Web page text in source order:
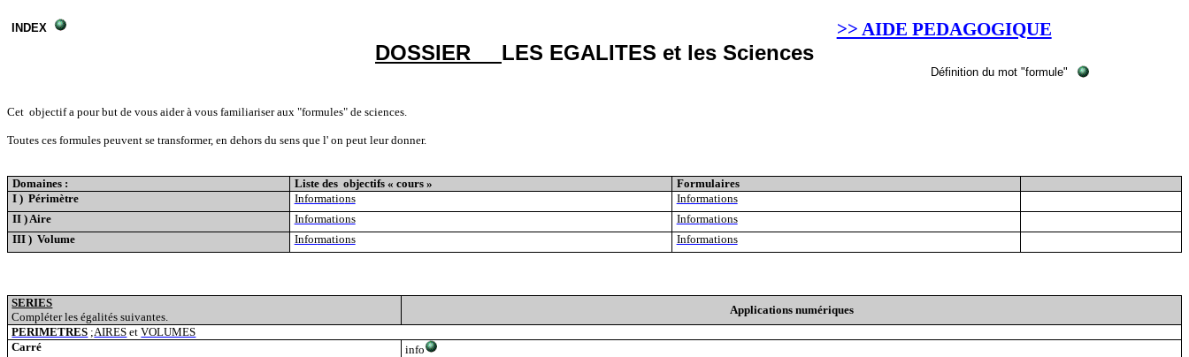
INDEX >> AIDE PEDAGOGIQUE
DOSSIER LES EGALITES et les Sciences
Définition du mot "formule"
Cet objectif a pour but de vous aider à vous familiariser aux "formules" de sciences.
Toutes ces formules peuvent se transformer, en dehors du sens que l' on peut leur donner.
Domaines : Liste des objectifs « cours »
Formulaires
I ) Périmètre Informations
Informations
II ) Aire
Informations Informations
III ) Volume Informations Informations
SERIES
Compléter les égalités suivantes.
Applications numériques
PERIMETRES ;AIRES etVOLUMES
Carré
info